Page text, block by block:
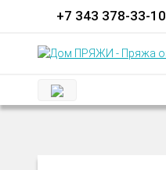
+7 343 378-33-10